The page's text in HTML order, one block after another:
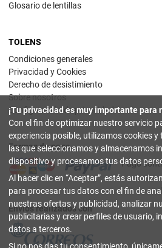
Glosario de lentillas
TOLENS
Condiciones generales
Privacidad y Cookies
Derecho de desistimiento
Sobre nosotros
Configuración de privacidad
Formas de pago
Pago
Envíos realizados con
¡Tu privacidad es muy importante para
Con el fin de optimizar nuestro servicio
experiencia posible, utilizamos cookies
las que seleccionamos y almacenamos
dispositivo y procesamos tus datos
Al hacer clic en Aceptar , estás
para procesar tus datos con el fin de
nuestras ofertas y publicidad, analizar
publicitarias y crear perfiles de usuario,
datos a terceros.